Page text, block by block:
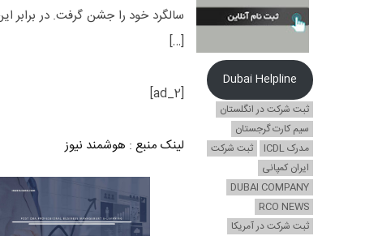
[…]
[ad_2]
لینک منبع : هوشمند نیوز
Dubai Helpline
ثبت شرکت در انگلستان
سیم کارت گرجستان
مدرک ICDL
ثبت شرکت
ایران کمپانی
DUBAI COMPANY
RCO NEWS
ثبت شرکت در آمریکا